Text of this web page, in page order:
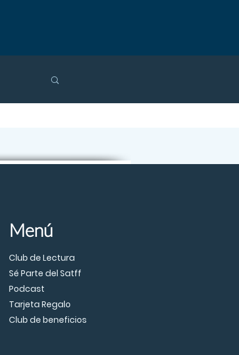
Menú
Club de Lectura
Sé Parte del Satff
Podcast
Tarjeta Regalo
Club de beneficios